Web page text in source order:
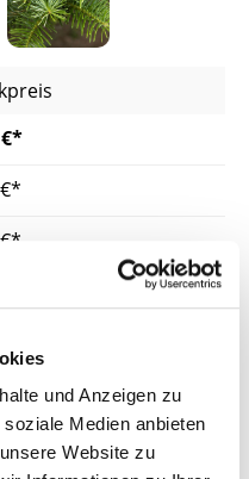
und Anzeigen zu
Medien anbieten
Website zu